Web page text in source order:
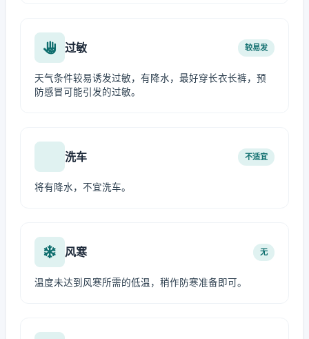
过敏 较易发
天气条件较易诱发过敏，有降水，最好穿长衣长裤，预
防感冒可能引发的过敏。
洗车 不适宜
将有降水，不宜洗车。
风寒 无
温度未达到风寒所需的低温，稍作防寒准备即可。